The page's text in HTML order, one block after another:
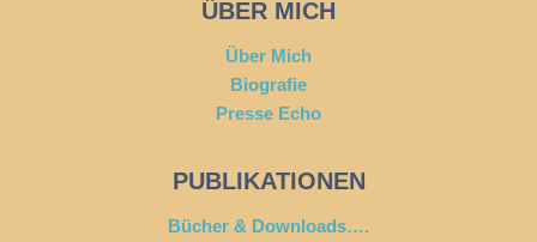
ÜBER MICH
Über Mich
Biografie
Presse Echo
PUBLIKATIONEN
Bücher & Downloads….